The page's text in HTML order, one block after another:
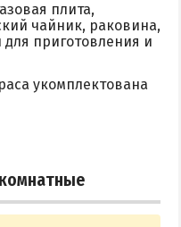
плита,
чайник, раковина,
приготовления и
укомплектована